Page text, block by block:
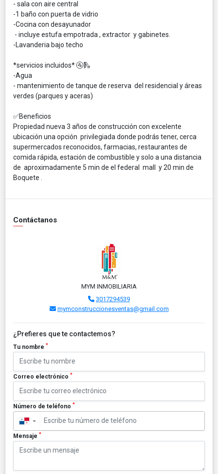
- sala con aire central
-1 baño con puerta de vidrio
-Cocina con desayunador
- incluye estufa empotrada , extractor y gabinetes.
-Lavanderia bajo techo
*servicios incluidos* 🚰🛝
-Agua
- mantenimiento de tanque de reserva del residencial y áreas
verdes (parques y aceras)
✅Beneficios
Propiedad nueva 3 años de construcción con excelente
ubicación una opción privilegiada donde podrás tener, cerca
supermercados reconocidos, farmacias, restaurantes de
comida rápida, estación de combustible y solo a una distancia
de aproximadamente 5 min de el federal mall y 20 min de
Boquete .
Contáctanos
MYM INMOBILIARIA
3017294539
mymconstruccionesventas@gmail.com
¿Prefieres que te contactemos?
Tu nombre *
Correo electrónico *
Número de teléfono *
▼
Mensaje *